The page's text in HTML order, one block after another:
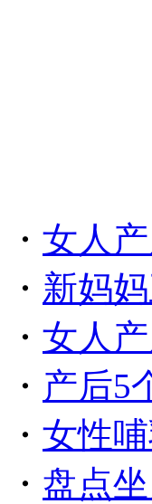
・ 女人
・ 新妈
・ 女人
・ 产后5
・ 女性
・ 盘点